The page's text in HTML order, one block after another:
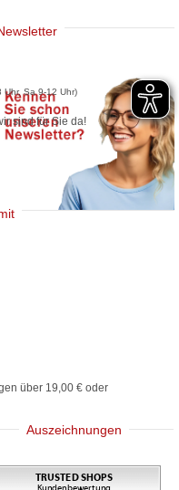
Uhr, Sa 9-12 Uhr)
sind für Sie da!
über 19,00 € oder
Auszeichnungen